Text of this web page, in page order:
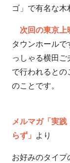
ゴ」で有名な木
次回の東京上
タウンホール
っしゃる横田
で行われると
のことです。
メルマガ「実
らず」 より
お好みのタイプ